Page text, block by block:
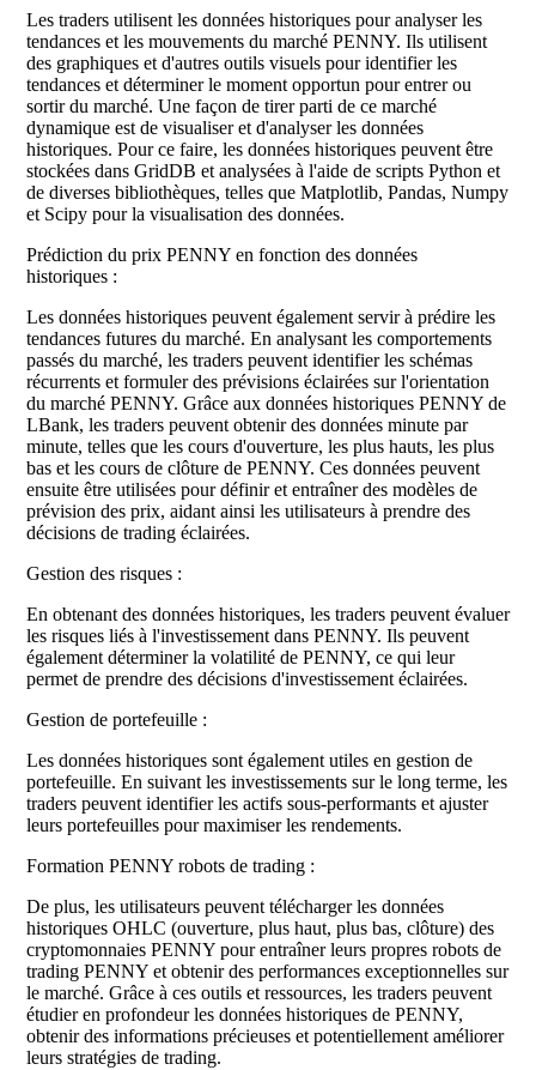
Les traders utilisent les données historiques pour analyser les
tendances et les mouvements du marché PENNY. Ils utilisent
des graphiques et d'autres outils visuels pour identifier les
tendances et déterminer le moment opportun pour entrer ou
sortir du marché. Une façon de tirer parti de ce marché
dynamique est de visualiser et d'analyser les données
historiques. Pour ce faire, les données historiques peuvent être
stockées dans GridDB et analysées à l'aide de scripts Python et
de diverses bibliothèques, telles que Matplotlib, Pandas, Numpy
et Scipy pour la visualisation des données.
Prédiction du prix PENNY en fonction des données
historiques :
Les données historiques peuvent également servir à prédire les
tendances futures du marché. En analysant les comportements
passés du marché, les traders peuvent identifier les schémas
récurrents et formuler des prévisions éclairées sur l'orientation
du marché PENNY. Grâce aux données historiques PENNY de
LBank, les traders peuvent obtenir des données minute par
minute, telles que les cours d'ouverture, les plus hauts, les plus
bas et les cours de clôture de PENNY. Ces données peuvent
ensuite être utilisées pour définir et entraîner des modèles de
prévision des prix, aidant ainsi les utilisateurs à prendre des
décisions de trading éclairées.
Gestion des risques :
En obtenant des données historiques, les traders peuvent évaluer
les risques liés à l'investissement dans PENNY. Ils peuvent
également déterminer la volatilité de PENNY, ce qui leur
permet de prendre des décisions d'investissement éclairées.
Gestion de portefeuille :
Les données historiques sont également utiles en gestion de
portefeuille. En suivant les investissements sur le long terme, les
traders peuvent identifier les actifs sous-performants et ajuster
leurs portefeuilles pour maximiser les rendements.
Formation PENNY robots de trading :
De plus, les utilisateurs peuvent télécharger les données
historiques OHLC (ouverture, plus haut, plus bas, clôture) des
cryptomonnaies PENNY pour entraîner leurs propres robots de
trading PENNY et obtenir des performances exceptionnelles sur
le marché. Grâce à ces outils et ressources, les traders peuvent
étudier en profondeur les données historiques de PENNY,
obtenir des informations précieuses et potentiellement améliorer
leurs stratégies de trading.